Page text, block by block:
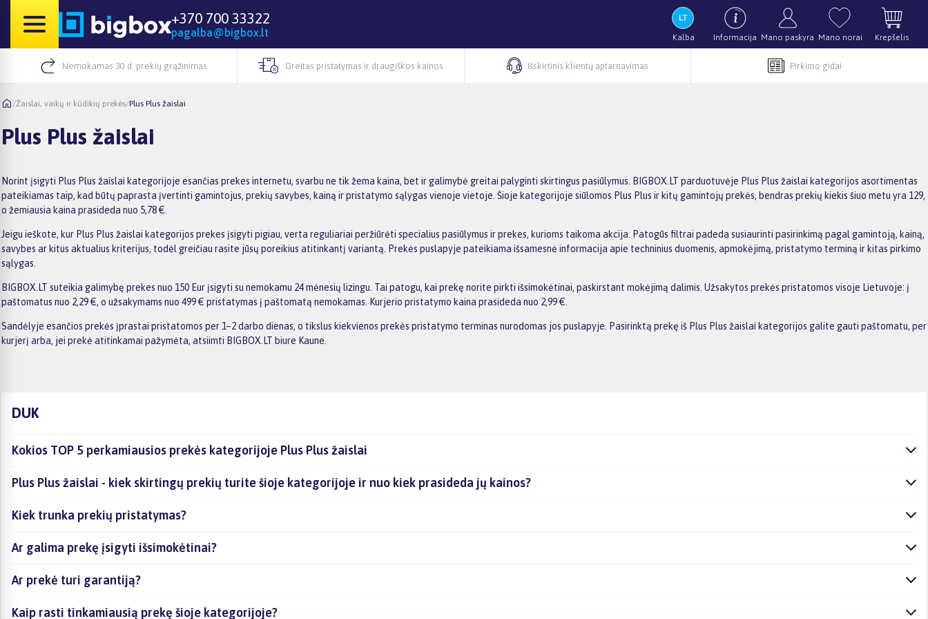
+370 700 33322
pagalba@bigbox.lt Kalba Informacija Mano paskyra Mano norai Krepšelis
Nemokamas 30 d. prekių grąžinimas Greitas pristatymas ir draugiškos kainos Išskirtinis klientų aptarnavimas Pirkimo gidai
/Žaislai, vaikų ir kūdikių prekės/Plus Plus žaislai
Plus Plus žaislai
Norint įsigyti Plus Plus žaislai kategorijoje esančias prekes internetu, svarbu ne tik žema kaina, bet ir galimybė greitai palyginti skirtingus pasiūlymus. BIGBOX.LT parduotuvėje Plus Plus žaislai kategorijos asortimentas
pateikiamas taip, kad būtų paprasta įvertinti gamintojus, prekių savybes, kainą ir pristatymo sąlygas vienoje vietoje. Šioje kategorijoje siūlomos Plus Plus ir kitų gamintojų prekės, bendras prekių kiekis šiuo metu yra 129,
o žemiausia kaina prasideda nuo 5,78 €.
Jeigu ieškote, kur Plus Plus žaislai kategorijos prekes įsigyti pigiau, verta reguliariai peržiūrėti specialius pasiūlymus ir prekes, kurioms taikoma akcija. Patogūs filtrai padeda susiaurinti pasirinkimą pagal gamintoją, kainą,
savybes ar kitus aktualius kriterijus, todėl greičiau rasite jūsų poreikius atitinkantį variantą. Prekės puslapyje pateikiama išsamesnė informacija apie techninius duomenis, apmokėjimą, pristatymo terminą ir kitas pirkimo
sąlygas.
BIGBOX.LT suteikia galimybę prekes nuo 150 Eur įsigyti su nemokamu 24 mėnesių lizingu. Tai patogu, kai prekę norite pirkti išsimokėtinai, paskirstant mokėjimą dalimis. Užsakytos prekės pristatomos visoje Lietuvoje: į
paštomatus nuo 2,29 €, o užsakymams nuo 499 € pristatymas į paštomatą nemokamas. Kurjerio pristatymo kaina prasideda nuo 2,99 €.
Sandėlyje esančios prekės įprastai pristatomos per 1–2 darbo dienas, o tikslus kiekvienos prekės pristatymo terminas nurodomas jos puslapyje. Pasirinktą prekę iš Plus Plus žaislai kategorijos galite gauti paštomatu, per
kurjerį arba, jei prekė atitinkamai pažymėta, atsiimti BIGBOX.LT biure Kaune.
DUK
Kokios TOP 5 perkamiausios prekės kategorijoje Plus Plus žaislai
Plus Plus žaislai - kiek skirtingų prekių turite šioje kategorijoje ir nuo kiek prasideda jų kainos?
Kiek trunka prekių pristatymas?
Ar galima prekę įsigyti išsimokėtinai?
Ar prekė turi garantiją?
Kaip rasti tinkamiausią prekę šioje kategorijoje?